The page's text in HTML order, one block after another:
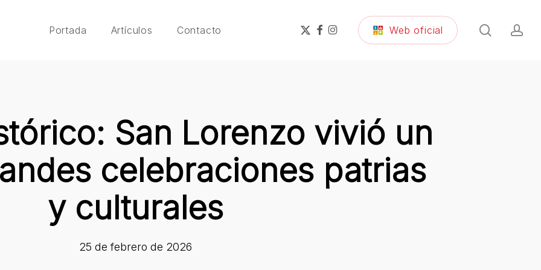
Portada Artículos Contacto
x-
twitter
facebook
instagram Web oficial search
San Lorenzo vivió un
celebraciones patrias
y culturales
25 de febrero de 2026